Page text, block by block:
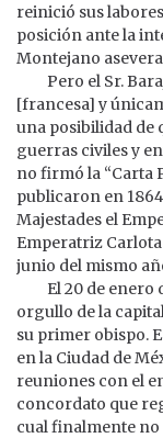
reinició sus
posición ante la
Montejano
Pero el Sr.
[francesa] y
una posibilidad de
guerras civiles y
no firmó la “Carta
publicaron en
Majestades el
Emperatriz Carlota
junio del mismo
El 20 de enero
orgullo de la
su primer obispo.
en la Ciudad de
reuniones con el
concordato que
cual finalmente no